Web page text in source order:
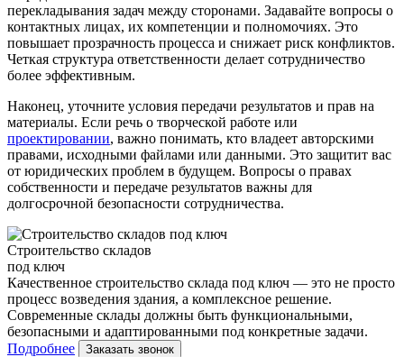
перекладывания задач между сторонами. Задавайте вопросы о
контактных лицах, их компетенции и полномочиях. Это
повышает прозрачность процесса и снижает риск конфликтов.
Четкая структура ответственности делает сотрудничество
более эффективным.
Наконец, уточните условия передачи результатов и прав на
материалы. Если речь о творческой работе или
проектировании, важно понимать, кто владеет авторскими
правами, исходными файлами или данными. Это защитит вас
от юридических проблем в будущем. Вопросы о правах
собственности и передаче результатов важны для
долгосрочной безопасности сотрудничества.
Строительство складов
под ключ
Качественное строительство склада под ключ — это не просто
процесс возведения здания, а комплексное решение.
Современные склады должны быть функциональными,
безопасными и адаптированными под конкретные задачи.
Подробнее
Заказать звонок